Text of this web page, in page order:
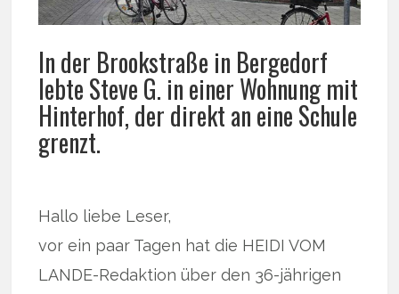
In der Brookstraße in Bergedorf
lebte Steve G. in einer Wohnung mit
Hinterhof, der direkt an eine Schule
grenzt.
Hallo liebe Leser,
vor ein paar Tagen hat die HEIDI VOM
LANDE-Redaktion über den 36-jährigen